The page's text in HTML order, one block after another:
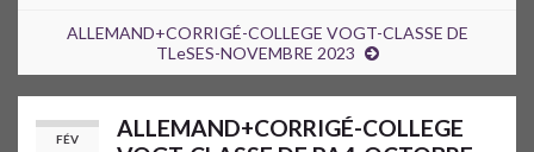
ALLEMAND+CORRIGÉ-COLLEGE VOGT-CLASSE DE
TLeSES-NOVEMBRE 2023
FÉV
ALLEMAND+CORRIGÉ-COLLEGE